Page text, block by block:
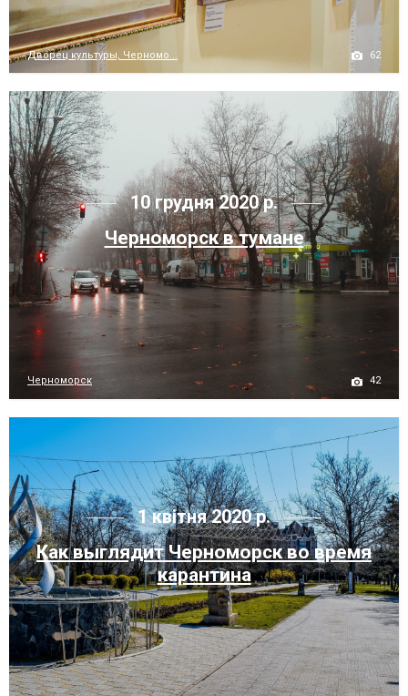
Дворец культуры, Черномо... 62
10 грудня 2020 р.
Черноморск в тумане
Черноморск 42
1 квітня 2020 р.
Как выглядит Черноморск во время
карантина